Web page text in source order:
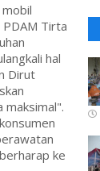
Tirta
hal
Dirut
maksimal".
ke